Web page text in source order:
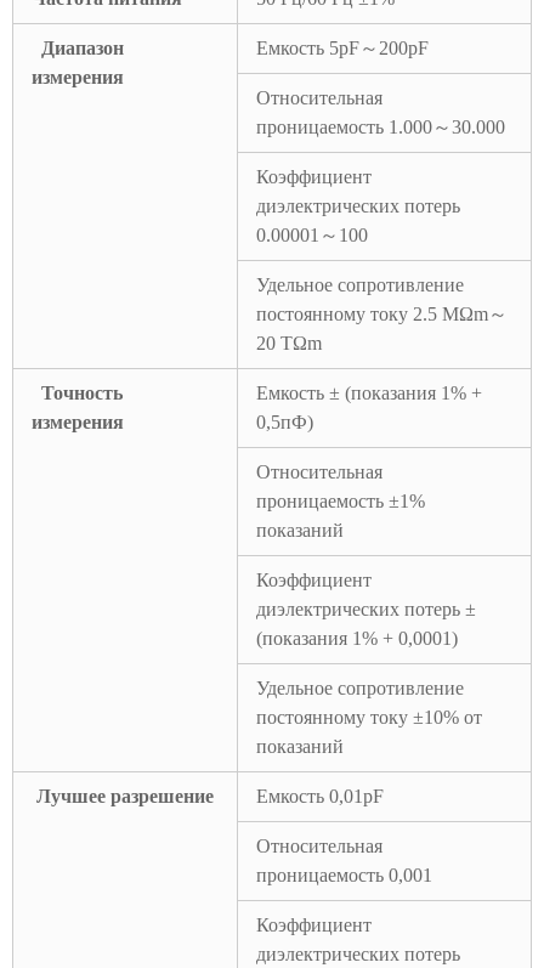
Диапазон
измерения
Емкость 5pF～200pF
Относительная
проницаемость 1.000～30.000
Коэффициент
диэлектрических потерь
0.00001～100
Удельное сопротивление
постоянному току 2.5 MΩm～
20 TΩm
Точность
измерения
Емкость ± (показания 1% +
0,5пФ)
Относительная
проницаемость ±1%
показаний
Коэффициент
диэлектрических потерь ±
(показания 1% + 0,0001)
Удельное сопротивление
постоянному току ±10% от
показаний
Лучшее разрешение Емкость 0,01pF
Относительная
проницаемость 0,001
Коэффициент
диэлектрических потерь